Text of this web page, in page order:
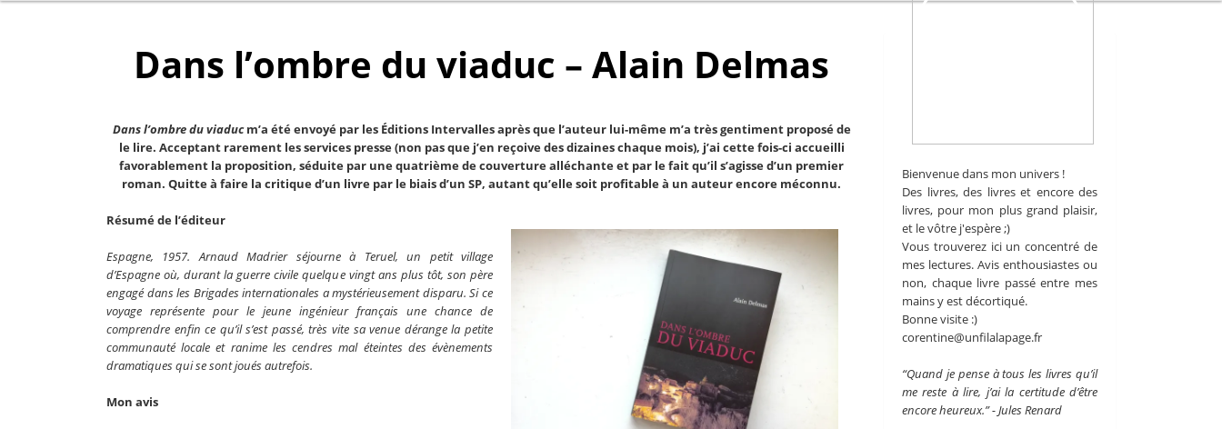
Dans l’ombre du viaduc – Alain Delmas
Dans l’ombre du viaducm’a été envoyé par les Éditions Intervalles après que l’auteur lui-même m’a très gentiment proposé de
le lire. Acceptant rarement les services presse (non pas que j’en reçoive des dizaines chaque mois), j’ai cette fois-ci accueilli
favorablement la proposition, séduite par une quatrième de couverture alléchante et par le fait qu’il s’agisse d’un premier
roman. Quitte à faire la critique d’un livre par le biais d’un SP, autant qu’elle soit profitable à un auteur encore méconnu.
Résumé de l’éditeur
Espagne, 1957. Arnaud Madrier séjourne à Teruel, un petit village
d’Espagne où, durant la guerre civile quelque vingt ans plus tôt, son père
engagé dans les Brigades internationales a mystérieusement disparu. Si ce
voyage représente pour le jeune ingénieur français une chance de
comprendre enfin ce qu’il s’est passé, très vite sa venue dérange la petite
communauté locale et ranime les cendres mal éteintes des évènements
dramatiques qui se sont joués autrefois.
Mon avis
Bienvenue dans mon univers !
Des livres, des livres et encore des
livres, pour mon plus grand plaisir,
et le vôtre j'espère ;)
Vous trouverez ici un concentré de
mes lectures. Avis enthousiastes ou
non, chaque livre passé entre mes
mains y est décortiqué.
Bonne visite :)
corentine@unfilalapage.fr
“Quand je pense à tous les livres qu’il
me reste à lire, j’ai la certitude d’être
encore heureux.” - Jules Renard